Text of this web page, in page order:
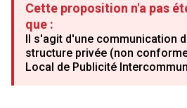
Cette proposition n'a pas
que :
Il s'agit d'une communication
structure privée (non
Local de Publicité